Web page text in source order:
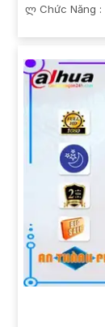
️ლ Chức Năng :